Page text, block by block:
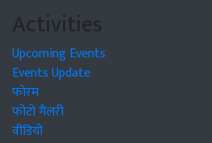
Activities
Upcoming Events
Events Update
फोरम
फोटो गैलरी
वीडियो